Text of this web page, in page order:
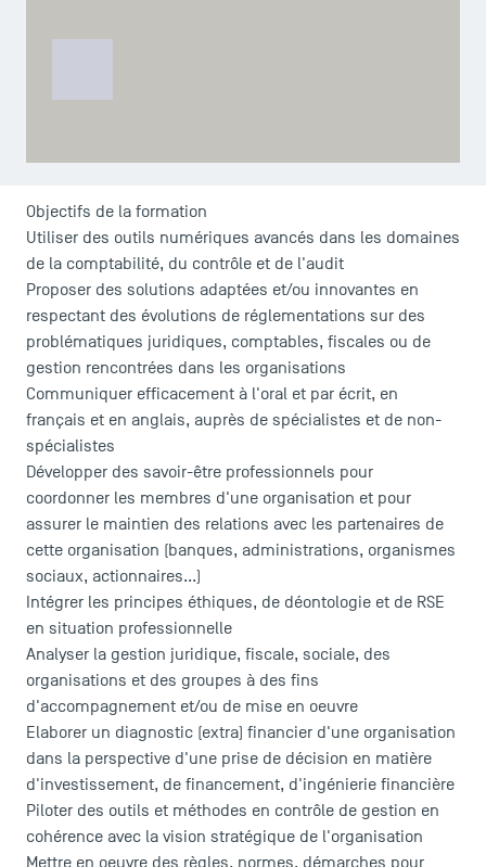
Objectifs de la formation
Utiliser des outils numériques avancés dans les domaines
de la comptabilité, du contrôle et de l'audit
Proposer des solutions adaptées et/ou innovantes en
respectant des évolutions de réglementations sur des
problématiques juridiques, comptables, fiscales ou de
gestion rencontrées dans les organisations
Communiquer efficacement à l'oral et par écrit, en
français et en anglais, auprès de spécialistes et de non-
spécialistes
Développer des savoir-être professionnels pour
coordonner les membres d'une organisation et pour
assurer le maintien des relations avec les partenaires de
cette organisation (banques, administrations, organismes
sociaux, actionnaires...)
Intégrer les principes éthiques, de déontologie et de RSE
en situation professionnelle
Analyser la gestion juridique, fiscale, sociale, des
organisations et des groupes à des fins
d'accompagnement et/ou de mise en oeuvre
Elaborer un diagnostic (extra) financier d'une organisation
dans la perspective d'une prise de décision en matière
d'investissement, de financement, d'ingénierie financière
Piloter des outils et méthodes en contrôle de gestion en
cohérence avec la vision stratégique de l'organisation
Mettre en oeuvre des règles, normes, démarches pour